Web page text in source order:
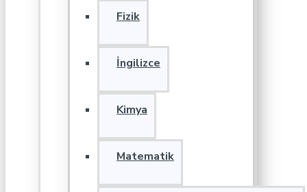
Fizik
İngilizce
Kimya
Matematik